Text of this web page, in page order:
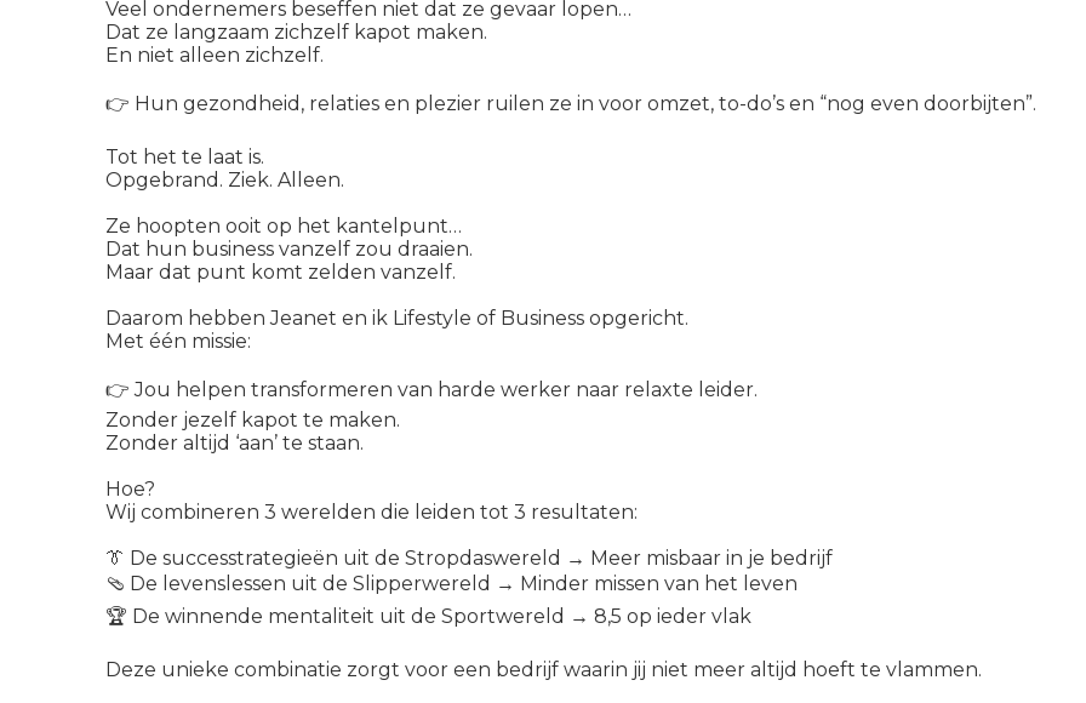
Veel ondernemers beseffen niet dat ze gevaar lopen…
Dat ze langzaam zichzelf kapot maken.
En niet alleen zichzelf.
👉 Hun gezondheid, relaties en plezier ruilen ze in voor omzet, to-do’s en “nog even doorbijten”.
Tot het te laat is.
Opgebrand. Ziek. Alleen.
Ze hoopten ooit op het kantelpunt…
Dat hun business vanzelf zou draaien.
Maar dat punt komt zelden vanzelf.
Daarom hebben Jeanet en ik Lifestyle of Business opgericht.
Met één missie:
👉 Jou helpen transformeren van harde werker naar relaxte leider.
Zonder jezelf kapot te maken.
Zonder altijd ‘aan’ te staan.
Hoe?
Wij combineren 3 werelden die leiden tot 3 resultaten:
👔 De successtrategieën uit de Stropdaswereld → Meer misbaar in je bedrijf
🩴 De levenslessen uit de Slipperwereld → Minder missen van het leven
🏆 De winnende mentaliteit uit de Sportwereld → 8,5 op ieder vlak
Deze unieke combinatie zorgt voor een bedrijf waarin jij niet meer altijd hoeft te vlammen.